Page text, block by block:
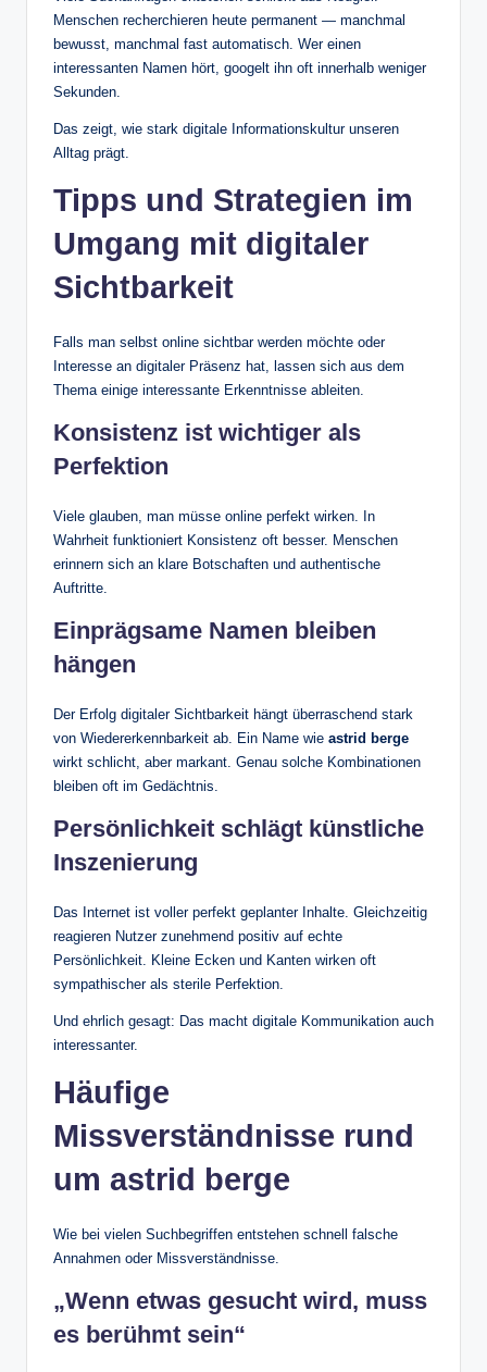
Menschen recherchieren heute permanent — manchmal
bewusst, manchmal fast automatisch. Wer einen
interessanten Namen hört, googelt ihn oft innerhalb weniger
Sekunden.
Das zeigt, wie stark digitale Informationskultur unseren
Alltag prägt.
Tipps und Strategien im
Umgang mit digitaler
Sichtbarkeit
Falls man selbst online sichtbar werden möchte oder
Interesse an digitaler Präsenz hat, lassen sich aus dem
Thema einige interessante Erkenntnisse ableiten.
Konsistenz ist wichtiger als
Perfektion
Viele glauben, man müsse online perfekt wirken. In
Wahrheit funktioniert Konsistenz oft besser. Menschen
erinnern sich an klare Botschaften und authentische
Auftritte.
Einprägsame Namen bleiben
hängen
Der Erfolg digitaler Sichtbarkeit hängt überraschend stark
von Wiedererkennbarkeit ab. Ein Name wie astrid berge
wirkt schlicht, aber markant. Genau solche Kombinationen
bleiben oft im Gedächtnis.
Persönlichkeit schlägt künstliche
Inszenierung
Das Internet ist voller perfekt geplanter Inhalte. Gleichzeitig
reagieren Nutzer zunehmend positiv auf echte
Persönlichkeit. Kleine Ecken und Kanten wirken oft
sympathischer als sterile Perfektion.
Und ehrlich gesagt: Das macht digitale Kommunikation auch
interessanter.
Häufige
Missverständnisse rund
um astrid berge
Wie bei vielen Suchbegriffen entstehen schnell falsche
Annahmen oder Missverständnisse.
„Wenn etwas gesucht wird, muss
es berühmt sein“